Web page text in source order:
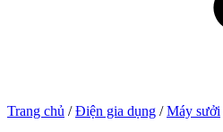
Trang chủ /Điện gia dụng /Máy sưởi